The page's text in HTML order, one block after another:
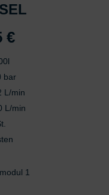
€
€Aktueller
495 €.
bar
L/min
L/min